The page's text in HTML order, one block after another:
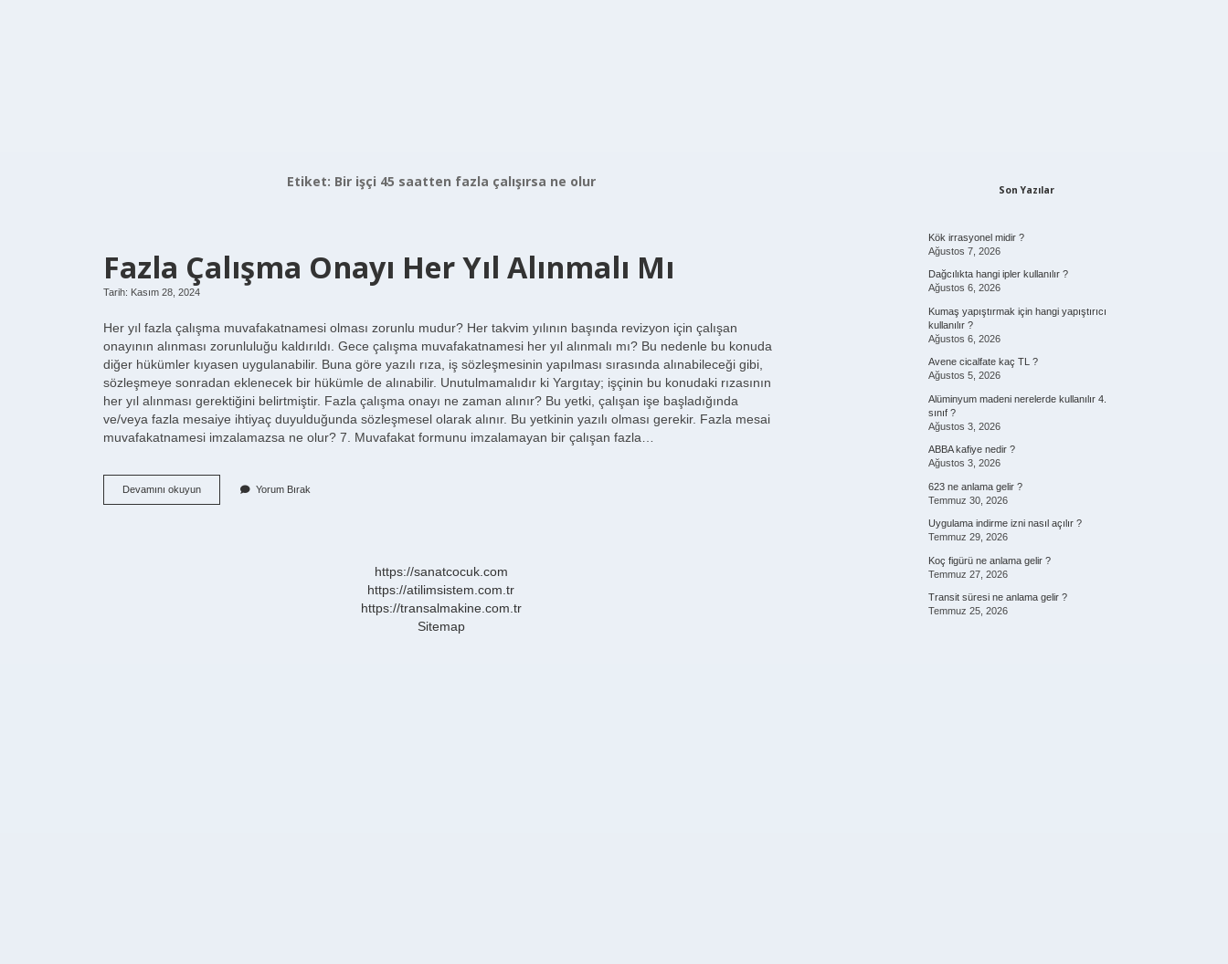
Etiket: Bir işçi 45 saatten fazla çalışırsa ne olur
Fazla Çalışma Onayı Her Yıl Alınmalı Mı
Tarih: Kasım 28, 2024
Her yıl fazla çalışma muvafakatnamesi olması zorunlu mudur? Her takvim yılının başında revizyon için çalışan
onayının alınması zorunluluğu kaldırıldı. Gece çalışma muvafakatnamesi her yıl alınmalı mı? Bu nedenle bu konuda
diğer hükümler kıyasen uygulanabilir. Buna göre yazılı rıza, iş sözleşmesinin yapılması sırasında alınabileceği gibi,
sözleşmeye sonradan eklenecek bir hükümle de alınabilir. Unutulmamalıdır ki Yargıtay; işçinin bu konudaki rızasının
her yıl alınması gerektiğini belirtmiştir. Fazla çalışma onayı ne zaman alınır? Bu yetki, çalışan işe başladığında
ve/veya fazla mesaiye ihtiyaç duyulduğunda sözleşmesel olarak alınır. Bu yetkinin yazılı olması gerekir. Fazla mesai
muvafakatnamesi imzalamazsa ne olur? 7. Muvafakat formunu imzalamayan bir çalışan fazla…
Devamını okuyunFazla
Çalışma
Yorum Bırak
https://sanatcocuk.com
https://atilimsistem.com.tr
https://transalmakine.com.tr
Sitemap
Son Yazılar
Kök irrasyonel midir ?
Ağustos 7, 2026
Dağcılıkta hangi ipler kullanılır ?
Ağustos 6, 2026
Kumaş yapıştırmak için hangi yapıştırıcı
kullanılır ?
Ağustos 6, 2026
Avene cicalfate kaç TL ?
Ağustos 5, 2026
Alüminyum madeni nerelerde kullanılır 4.
sınıf ?
Ağustos 3, 2026
ABBA kafiye nedir ?
Ağustos 3, 2026
623 ne anlama gelir ?
Temmuz 30, 2026
Uygulama indirme izni nasıl açılır ?
Temmuz 29, 2026
Koç figürü ne anlama gelir ?
Temmuz 27, 2026
Transit süresi ne anlama gelir ?
Temmuz 25, 2026